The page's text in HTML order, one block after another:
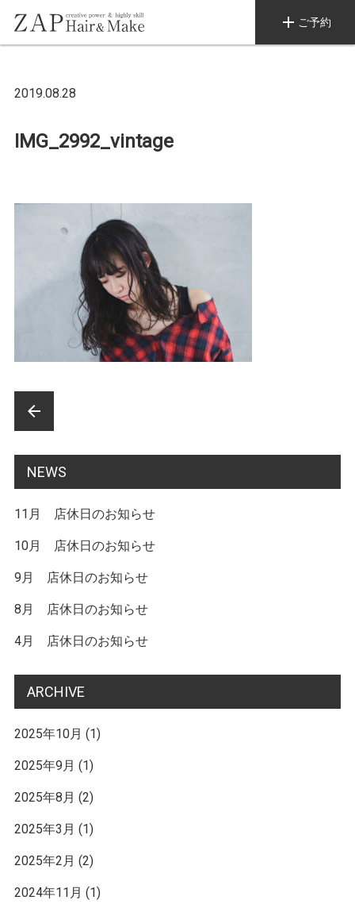
add ご予約
2019.08.28
IMG_2992_vintage
前
後
の
記
事
へ
の
リ
ン
arrow_back
NEWS
11月 店休日のお知らせ
10月 店休日のお知らせ
9月 店休日のお知らせ
8月 店休日のお知らせ
4月 店休日のお知らせ
ARCHIVE
2025年10月 (1)
2025年9月 (1)
2025年8月 (2)
2025年3月 (1)
2025年2月 (2)
2024年11月 (1)